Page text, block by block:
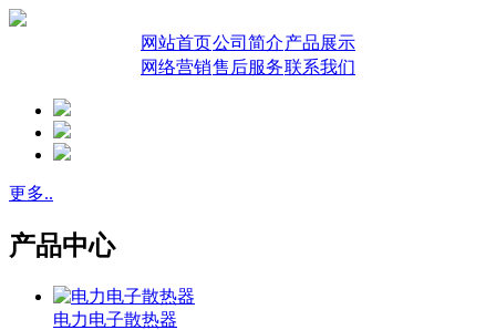
网站首页公司简介产品展示
网络营销售后服务联系我们
更多..
产品中心
电力电子散热器